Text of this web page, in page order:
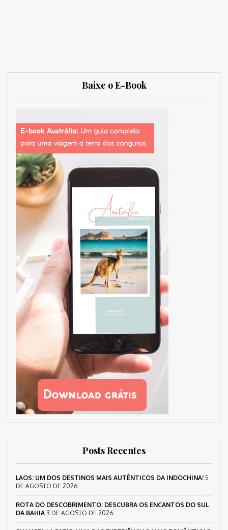
Baixe o E-Book
Posts Recentes
LAOS: UM DOS DESTINOS MAIS AUTÊNTICOS DA INDOCHINA! 5
DE AGOSTO DE 2026
ROTA DO DESCOBRIMENTO: DESCUBRA OS ENCANTOS DO SUL
DA BAHIA 3 DE AGOSTO DE 2026